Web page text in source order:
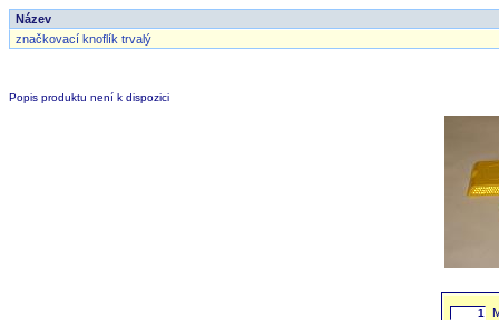
Název
značkovací knoflík trvalý
Popis produktu není k dispozici